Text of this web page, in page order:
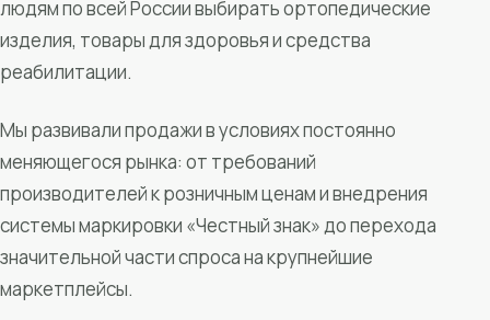
людям по всей России выбирать ортопедические
изделия, товары для здоровья и средства
реабилитации.
Мы развивали продажи в условиях постоянно
меняющегося рынка: от требований
производителей к розничным ценам и внедрения
системы маркировки «Честный знак» до перехода
значительной части спроса на крупнейшие
маркетплейсы.